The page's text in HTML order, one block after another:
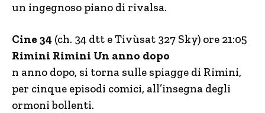
un ingegnoso piano di rivalsa.
Cine 34 (ch. 34 dtt e Tivùsat 327 Sky) ore 21:05
Rimini Rimini Un anno dopo
n anno dopo, si torna sulle spiagge di Rimini,
per cinque episodi comici, all’insegna degli
ormoni bollenti.